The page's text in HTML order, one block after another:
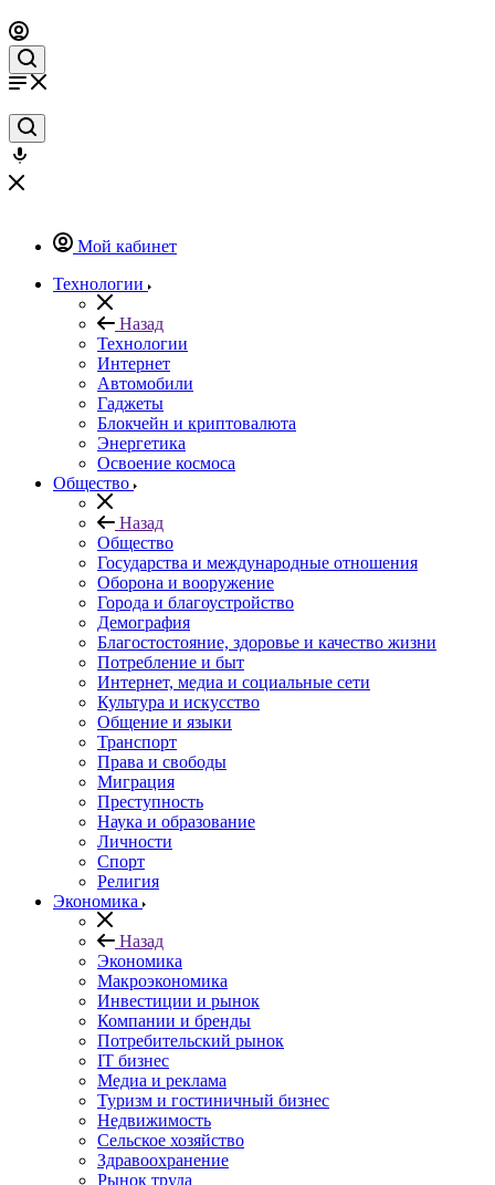
Мой кабинет
Технологии
Назад
Технологии
Интернет
Автомобили
Гаджеты
Блокчейн и криптовалюта
Энергетика
Освоение космоса
Общество
Назад
Общество
Государства и международные отношения
Оборона и вооружение
Города и благоустройство
Демография
Благостостояние, здоровье и качество жизни
Потребление и быт
Интернет, медиа и социальные сети
Культура и искусство
Общение и языки
Транспорт
Права и свободы
Миграция
Преступность
Наука и образование
Личности
Спорт
Религия
Экономика
Назад
Экономика
Макроэкономика
Инвестиции и рынок
Компании и бренды
Потребительский рынок
IT бизнес
Медиа и реклама
Туризм и гостиничный бизнес
Недвижимость
Сельское хозяйство
Здравоохранение
Рынок труда